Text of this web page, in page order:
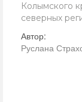
Колымского
северных
Автор:
Руслана